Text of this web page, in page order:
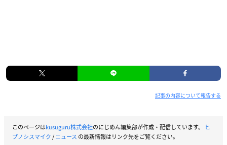
記事の内容について報告する
このページはkusuguru株式会社のにじめん編集部が作成・配信しています。
ヒ
プノシスマイク/ニュース の最新情報はリンク先をご覧ください。